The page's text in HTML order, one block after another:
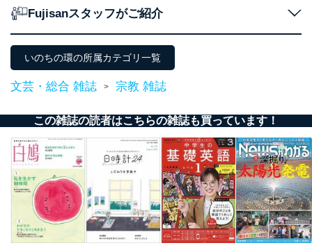
ーザーアカウント制御）により、個人情報データ
外部からの不正アクセス等の防止
個人データを取り扱う機器等のオペレーティング
システムを最新の状態に保持しています。
ソフトウェア等を導入し、自動更新 機能等の活用
により、これを最新状態としています。
情報システムの使用に伴う漏洩等の防止
メール等により個人データの含まれるファイルを
送信する場合に、当該ファイルへのパスワードを
設定しています。
個人情報保護マネジメントシステムの継続的改善
Fujisanスタッフがご紹介
いのちの環の所属カテゴリ一覧
文芸・総合 雑誌 > 宗教 雑誌
この雑誌の読者はこちらの雑誌も買っています！